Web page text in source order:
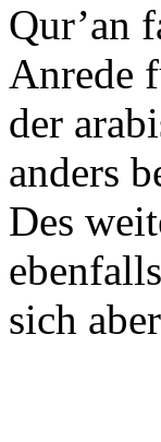
Qur’an
Anrede
der
anders
Des
sich